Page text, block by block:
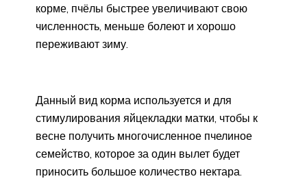
корме, пчёлы быстрее увеличивают свою
численность, меньше болеют и хорошо
переживают зиму.
Данный вид корма используется и для
стимулирования яйцекладки матки, чтобы к
весне получить многочисленное пчелиное
семейство, которое за один вылет будет
приносить большое количество нектара.